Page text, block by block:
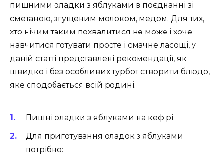
пишними оладки з яблуками в поєднанні зі
сметаною, згущеним молоком, медом. Для тих,
хто нічим таким похвалитися не може і хоче
навчитися готувати просте і смачне ласощі, у
даній статті представлені рекомендації, як
швидко і без особливих турбот створити блюдо,
яке сподобається всій родині.
Пишні оладки з яблуками на кефірі
Для приготування оладок з яблуками
потрібно: